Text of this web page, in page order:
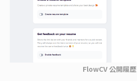
FlowCV 公開履歷